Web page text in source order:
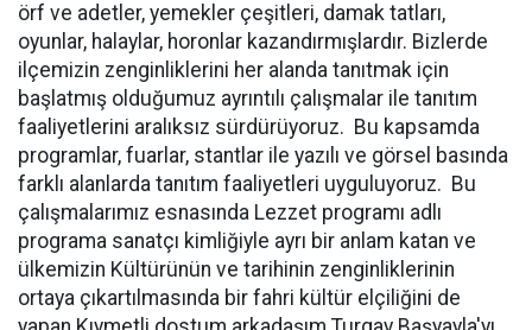
örf ve adetler, yemekler çeşitleri, damak tatları,
oyunlar, halaylar, horonlar kazandırmışlardır. Bizlerde
ilçemizin zenginliklerini her alanda tanıtmak için
başlatmış olduğumuz ayrıntılı çalışmalar ile tanıtım
faaliyetlerini aralıksız sürdürüyoruz. Bu kapsamda
programlar, fuarlar, stantlar ile yazılı ve görsel basında
farklı alanlarda tanıtım faaliyetleri uyguluyoruz. Bu
çalışmalarımız esnasında Lezzet programı adlı
programa sanatçı kimliğiyle ayrı bir anlam katan ve
ülkemizin Kültürünün ve tarihinin zenginliklerinin
ortaya çıkartılmasında bir fahri kültür elçiliğini de